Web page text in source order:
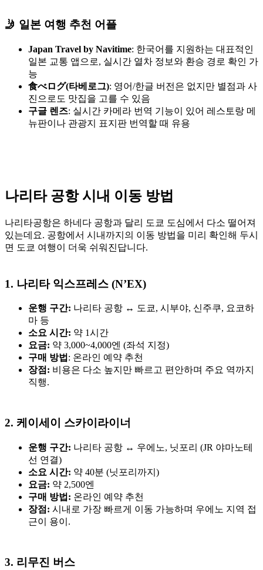
🤳 일본 여행 추천 어플
Japan Travel by Navitime: 한국어를 지원하는 대표적인
일본 교통 앱으로, 실시간 열차 정보와 환승 경로 확인 가
능
食べログ(타베로그): 영어/한글 버전은 없지만 별점과 사
진으로도 맛집을 고를 수 있음
구글 렌즈: 실시간 카메라 번역 기능이 있어 레스토랑 메
뉴판이나 관광지 표지판 번역할 때 유용
나리타 공항 시내 이동 방법
나리타공항은 하네다 공항과 달리 도쿄 도심에서 다소 떨어져
있는데요. 공항에서 시내까지의 이동 방법을 미리 확인해 두시
면 도쿄 여행이 더욱 쉬워진답니다.
1. 나리타 익스프레스 (N’EX)
운행 구간: 나리타 공항 ↔ 도쿄, 시부야, 신주쿠, 요코하
마 등
소요 시간: 약 1시간
요금: 약 3,000~4,000엔 (좌석 지정)
구매 방법 : 온라인 예약 추천
장점: 비용은 다소 높지만 빠르고 편안하며 주요 역까지
직행.
2. 케이세이 스카이라이너
운행 구간: 나리타 공항 ↔ 우에노, 닛포리 (JR 야마노테
선 연결)
소요 시간: 약 40분 (닛포리까지)
요금: 약 2,500엔
구매 방법: 온라인 예약 추천
장점: 시내로 가장 빠르게 이동 가능하며 우에노 지역 접
근이 용이.
3. 리무진 버스